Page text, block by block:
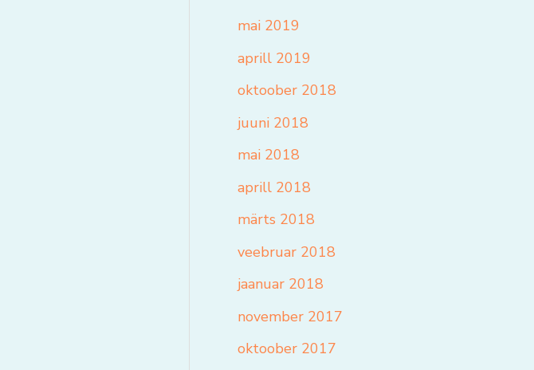
mai 2019
aprill 2019
oktoober 2018
juuni 2018
mai 2018
aprill 2018
märts 2018
veebruar 2018
jaanuar 2018
november 2017
oktoober 2017